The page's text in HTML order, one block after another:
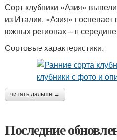
Сорт клубники «Азия»
из Италии. «Азия»
южных регионах – в
Сортовые характеристики:
читать дальше →
Последние